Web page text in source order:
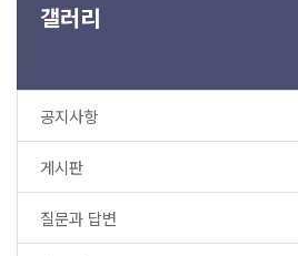
갤러리
공지사항
게시판
질문과 답변